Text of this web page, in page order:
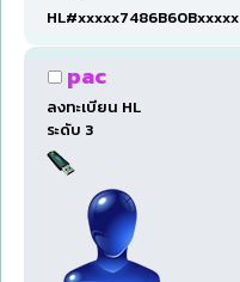
HL#xxxxx7486B60Bxxxxx
pac
ลงทะเบียน HL
ระดับ 3